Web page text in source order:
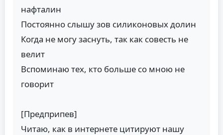
нафталин
Постоянно слышу зов силиконовых долин
Когда не могу заснуть, так как совесть не
велит
Вспоминаю тех, кто больше со мною не
говорит
[Предприпев]
Читаю, как в интернете цитируют нашу